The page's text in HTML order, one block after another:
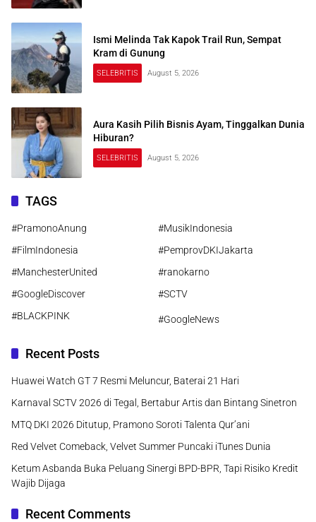
Ismi Melinda Tak Kapok Trail Run, Sempat
Kram di Gunung
SELEBRITIS August 5, 2026
Aura Kasih Pilih Bisnis Ayam, Tinggalkan Dunia
Hiburan?
SELEBRITIS August 5, 2026
TAGS
#PramonoAnung
#MusikIndonesia
#FilmIndonesia
#PemprovDKIJakarta
#ManchesterUnited
#ranokarno
#GoogleDiscover
#SCTV
#BLACKPINK
#GoogleNews
Recent Posts
Huawei Watch GT 7 Resmi Meluncur, Baterai 21 Hari
Karnaval SCTV 2026 di Tegal, Bertabur Artis dan Bintang Sinetron
MTQ DKI 2026 Ditutup, Pramono Soroti Talenta Qur’ani
Red Velvet Comeback, Velvet Summer Puncaki iTunes Dunia
Ketum Asbanda Buka Peluang Sinergi BPD-BPR, Tapi Risiko Kredit
Wajib Dijaga
Recent Comments